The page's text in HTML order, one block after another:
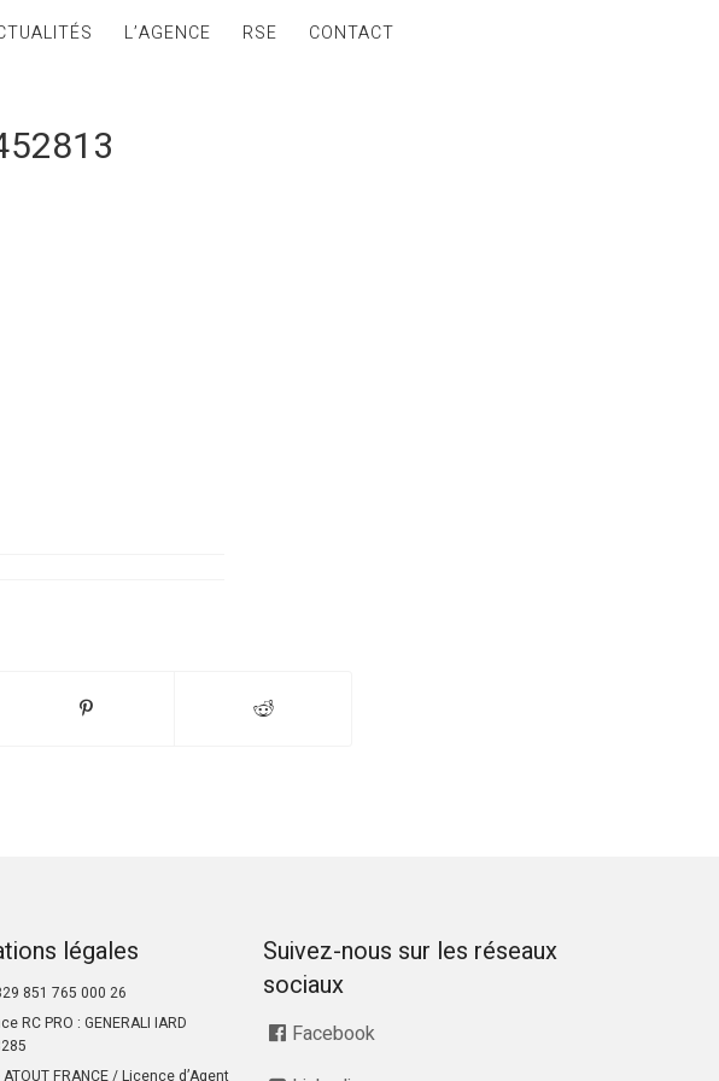
L’AGENCE RSE CONTACT
légales
851 765 000 26
RC PRO : GENERALI IARD
FRANCE / Licence d’Agent
Suivez-nous sur les réseaux
sociaux
Facebook